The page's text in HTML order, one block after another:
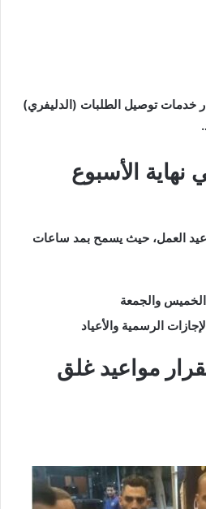
خدمات توصيل الطلبات (الدليفري)
الأسبوع
العمل، حيث يسمح بمد ساعات
لقرار مواعيد غلق